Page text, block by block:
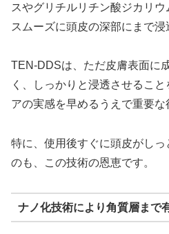
スやグリチルリチン酸ジカリ
スムーズに頭皮の深部にまで浸
TEN-DDSは、ただ皮膚表面に
く、しっかりと浸透させるこ
アの実感を早めるうえで重要な
特に、使用後すぐに頭皮がし
のも、この技術の恩恵です。
ナノ化技術により角質層まで